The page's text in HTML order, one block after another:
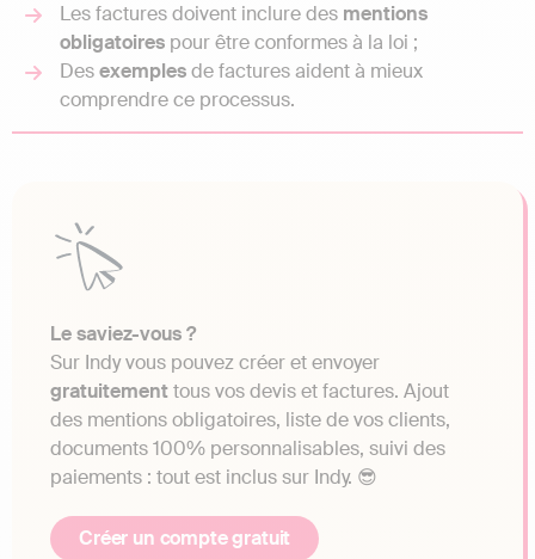
Les factures doivent inclure des mentions
obligatoires pour être conformes à la loi ;
Desexemplesde factures aident à mieux
comprendre ce processus.
Le saviez-vous ?
Sur Indy vous pouvez créer et envoyer
gratuitementtous vos devis et factures. Ajout
des mentions obligatoires, liste de vos clients,
documents 100% personnalisables, suivi des
paiements : tout est inclus sur Indy. 😎
Créer un compte gratuit